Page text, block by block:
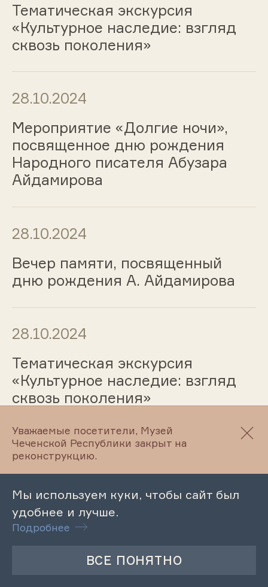
Тематическая экскурсия
«Культурное наследие: взгляд
сквозь поколения»
28.10.2024
Мероприятие «Долгие ночи»,
посвященное дню рождения
Народного писателя Абузара
Айдамирова
28.10.2024
Вечер памяти, посвященный
дню рождения А. Айдамирова
28.10.2024
Тематическая экскурсия
«Культурное наследие: взгляд
сквозь поколения»
25.10.2024
25.10.2024
Выставка «Орудия труда
Уважаемые посетители, Музей
Чеченской Республики закрыт на
реконструкцию.
Мы используем куки, чтобы сайт был
удобнее и лучше.
Подробнее